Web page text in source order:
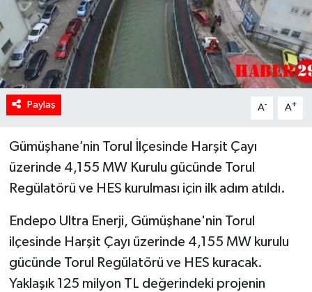
Paylaş A- A+
Gümüşhane’nin Torul İlçesinde Harşit Çayı
üzerinde 4,155 MW Kurulu gücünde Torul
Regülatörü ve HES kurulması için ilk adım atıldı.
Endepo Ultra Enerji, Gümüşhane'nin Torul
ilçesinde Harşit Çayı üzerinde 4,155 MW kurulu
gücünde Torul Regülatörü ve HES kuracak.
Yaklaşık 125 milyon TL değerindeki projenin